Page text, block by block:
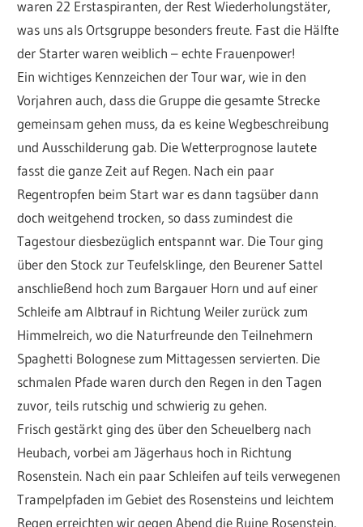
waren 22 Erstaspiranten, der Rest Wiederholungstäter,
was uns als Ortsgruppe besonders freute. Fast die Hälfte
der Starter waren weiblich – echte Frauenpower!
Ein wichtiges Kennzeichen der Tour war, wie in den
Vorjahren auch, dass die Gruppe die gesamte Strecke
gemeinsam gehen muss, da es keine Wegbeschreibung
und Ausschilderung gab. Die Wetterprognose lautete
fasst die ganze Zeit auf Regen. Nach ein paar
Regentropfen beim Start war es dann tagsüber dann
doch weitgehend trocken, so dass zumindest die
Tagestour diesbezüglich entspannt war. Die Tour ging
über den Stock zur Teufelsklinge, den Beurener Sattel
anschließend hoch zum Bargauer Horn und auf einer
Schleife am Albtrauf in Richtung Weiler zurück zum
Himmelreich, wo die Naturfreunde den Teilnehmern
Spaghetti Bolognese zum Mittagessen servierten. Die
schmalen Pfade waren durch den Regen in den Tagen
zuvor, teils rutschig und schwierig zu gehen.
Frisch gestärkt ging des über den Scheuelberg nach
Heubach, vorbei am Jägerhaus hoch in Richtung
Rosenstein. Nach ein paar Schleifen auf teils verwegenen
Trampelpfaden im Gebiet des Rosensteins und leichtem
Regen erreichten wir gegen Abend die Ruine Rosenstein.